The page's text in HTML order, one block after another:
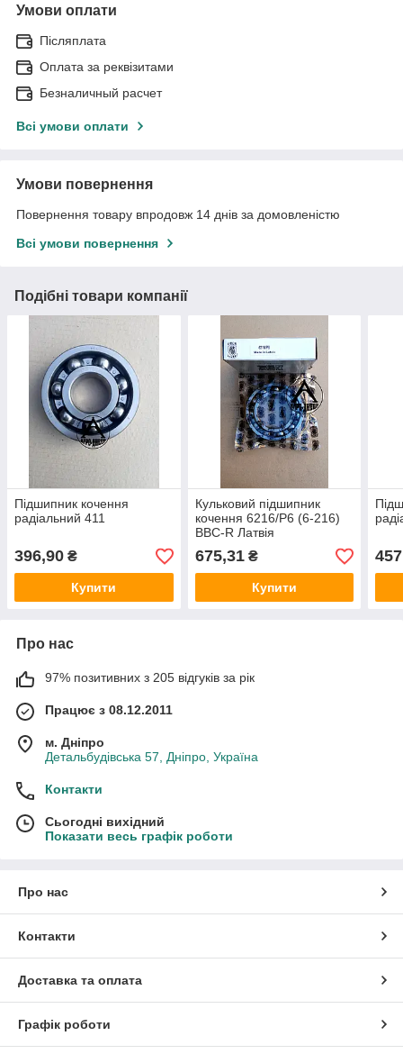
Умови оплати
Післяплата
Оплата за реквізитами
Безналичный расчет
Всі умови оплати
Умови повернення
Повернення товару впродовж 14 днів за домовленістю
Всі умови повернення
Подібні товари компанії
Підшипник кочення
радіальний 411
396,90 ₴
Купити
Кульковий підшипник
кочення 6216/Р6 (6-216)
BBC-R Латвія
675,31₴
Купити
Про нас
97% позитивних з 205 відгуків за рік
Працює з 08.12.2011
м. Дніпро
Детальбудівська 57, Дніпро, Україна
Контакти
Сьогодні вихідний
Показати весь графік роботи
Про нас
Контакти
Доставка та оплата
Графік роботи